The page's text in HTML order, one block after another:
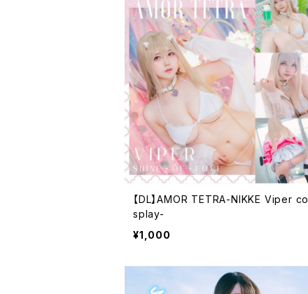
【DL】AMOR TETRA-NIKKE Viper co
splay-
¥1,000